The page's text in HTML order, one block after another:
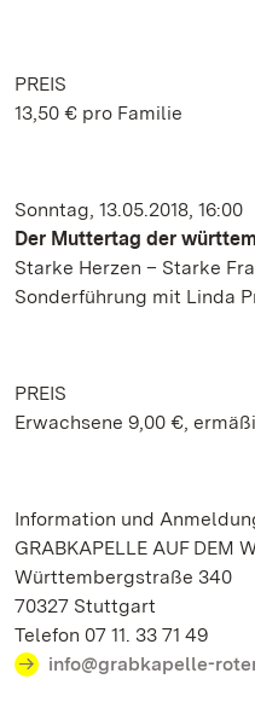
PREIS
13,50 € pro Familie
Sonntag, 13.05.2018, 16:00
Der Muttertag der
Starke Herzen – Starke
Sonderführung mit Linda
PREIS
Erwachsene 9,00 €,
Information und
GRABKAPELLE AUF DEM
Württembergstraße 340
70327 Stuttgart
Telefon 07 11. 33 71 49
info@grabkapelle-